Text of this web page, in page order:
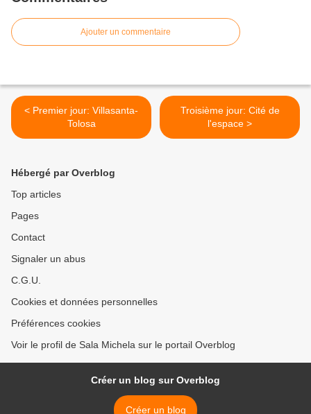
Ajouter un commentaire
< Premier jour: Villasanta-
Tolosa
Troisième jour: Cité de
l'espace >
Hébergé par Overblog
Top articles
Pages
Contact
Signaler un abus
C.G.U.
Cookies et données personnelles
Préférences cookies
Voir le profil de Sala Michela sur le portail Overblog
Créer un blog sur Overblog
Créer un blog